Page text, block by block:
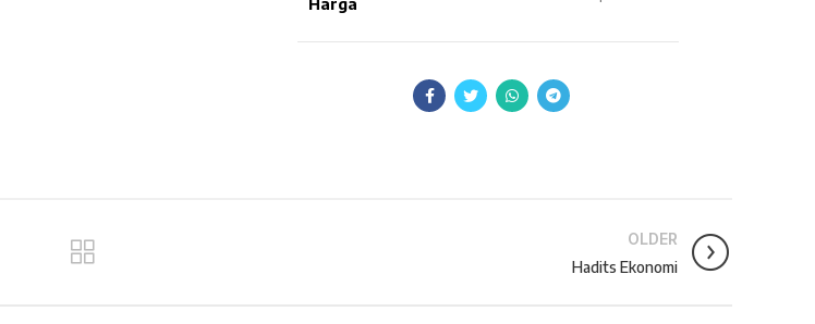
Harga
OLDER
Hadits Ekonomi